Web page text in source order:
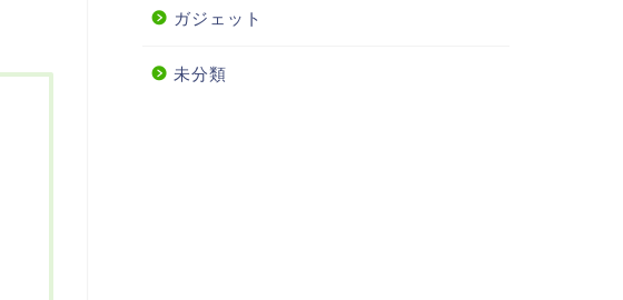
ガジェット
未分類